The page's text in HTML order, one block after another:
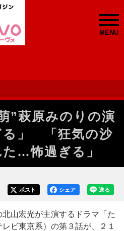
MENU
”萩原みのりの演
る」 「狂気の沙
…怖過ぎる」
送る
シェア
ポスト
山宏光が主演するドラマ「た
ビ東京系）の第３話が、２１